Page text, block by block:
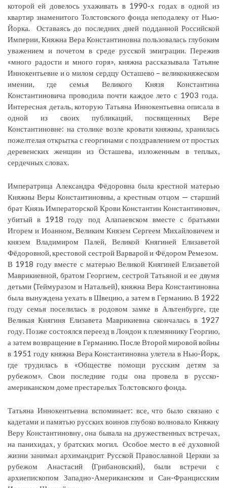
которой ей довелось ухаживать в 1990-х годах в одной из
квартир знаменитого Толстовского фонда неподалеку от Нью-
Йорка. Оставаясь до последних дней подданной Российской
Империи, Княжна Вера Константиновна пользовалась глубоким
уважением и почетом в среде русской эмиграции. Пережив
«много радости и много горя», княжна рассказывала Татьяне
Иннокентьевне и о милом сердцу Осташево – великокняжеском
имении, где семья Великого Князя Константина
Константиновича проводила почти каждое лето с 1903 года.
Интересная деталь, которую Татьяна Иннокентьевна описала в
одной из своих публикаций, посвященных Вере
Константиновне: на столике возле кровати княжны, хранилась
пожелтелая открытка с георгинами с поздравлением от простых
деревенских женщин из Осташева, изложенным в теплых,
сердечных словах.
Императрица Александра Фёдоровна была крестной матерью
Княжны Веры Константиновны, а крестным отцом — старший
брат Князь Императорской Крови Константин Константинович,
убитый в 1918 году под Алапаевском вместе с братьями
Игорем и Иоанном, Великим Князем Сергеем Михайловичем и
князем Владимиром Палей, Великой Княгиней Елизаветой
Фёдоровной, крестовой сестрой Варварой и Фёдором Ремезом.
В 1918 году вместе с матерью Великой Княгиней Елизаветой
Маврикиевной, братом Георгием, сестрой Татьяной и ее двумя
детьми (Теймуразом и Натальей), княжна Вера Константиновна
была вынуждена уехать в Швецию, а затем в Германию. В 1922
году семья поселилась в родовом замке в Альтенбурге, где
Великая Княгиня Елизавета Маврикиевна скончалась в 1927
году. Позже состоялся переезд в Лондон к племяннику Георгию,
а затем возвращение в Германию. После Второй мировой войны
в 1951 году княжна Вера Константиновна улетела в Нью-Йорк,
где трудилась в «Обществе помощи русским детям за
рубежом». Свои последние годы она провела в русско-
американском доме престарелых Толстовского фонда.
Татьяна Иннокентьевна вспоминает: все, что было связано с
кадетами и памятью русских воинов глубоко волновало Княжну
Веру Константиновну, она бывала на дружественных встречах,
на панихидах, у братских могил. Особое место в её духовной
жизни занимал архимандрит Русской Православной Церкви за
рубежом Анастасий (Грибановский), были встречи с
архиепископом Западно-Американским и Сан-Францисским